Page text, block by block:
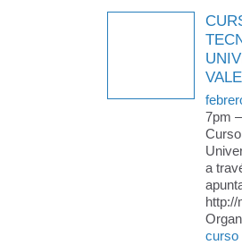
7pm –
a
http://
curso